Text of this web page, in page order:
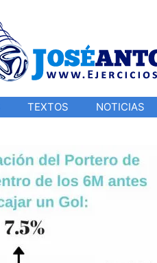
TEXTOS NOTICIAS